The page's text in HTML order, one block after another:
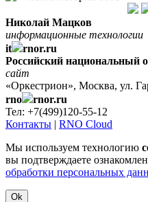
Николай Мацков
информационные технологии
it
rnor.ru
Российский национальный
сайт
«Оркестрион», Москва, ул.
rno
rnor.ru
Тел: +7(499)120-55-12
Контакты | RNO Cloud
Мы используем технологию
вы подтверждаете
обработки персональных
Ok